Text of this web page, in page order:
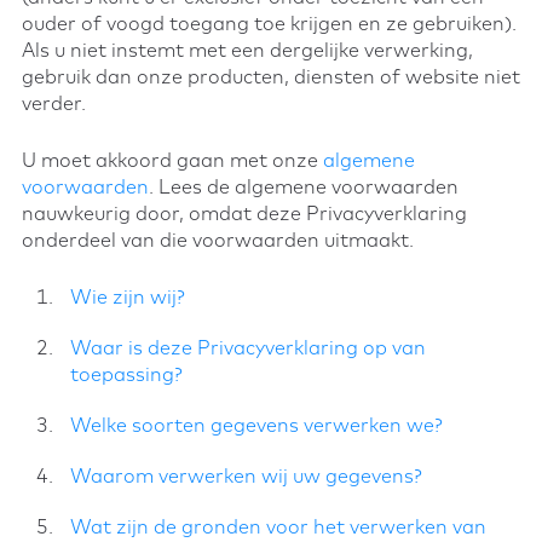
ouder of voogd toegang toe krijgen en ze gebruiken).
Als u niet instemt met een dergelijke verwerking,
gebruik dan onze producten, diensten of website niet
verder.
U moet akkoord gaan met onze algemene
voorwaarden . Lees de algemene voorwaarden
nauwkeurig door, omdat deze Privacyverklaring
onderdeel van die voorwaarden uitmaakt.
Wie zijn wij?
Waar is deze Privacyverklaring op van
toepassing?
Welke soorten gegevens verwerken we?
Waarom verwerken wij uw gegevens?
Wat zijn de gronden voor het verwerken van